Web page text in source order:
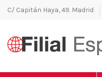
C/ Capitán Haya, 49. Madrid